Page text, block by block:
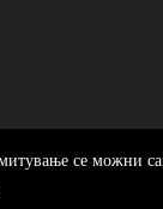
се можни